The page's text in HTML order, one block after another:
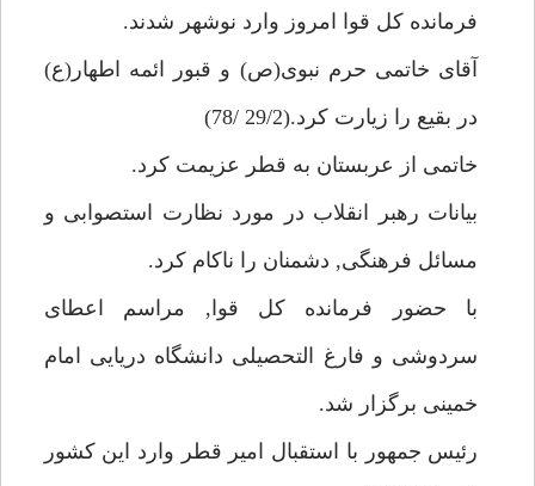
فرمانده كل قوا امروز وارد نوشهر شدند.
آقاى خاتمى حرم نبوى(ص) و قبور ائمه اطهار(ع)
در بقيع را زيارت كرد.(29/2 /78)
خاتمى از عربستان به قطر عزيمت كرد.
بيانات رهبر انقلاب در مورد نظارت استصوابى و
مسائل فرهنگى, دشمنان را ناكام كرد.
با حضور فرمانده كل قوا, مراسم اعطاى
سردوشى و فارغ التحصيلى دانشگاه دريايى امام
خمينى برگزار شد.
رئيس جمهور با استقبال امير قطر وارد اين كشور